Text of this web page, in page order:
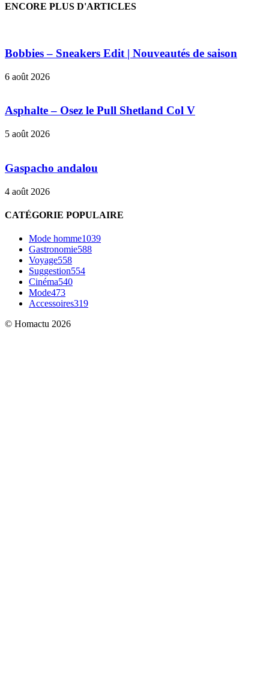
ENCORE PLUS D'ARTICLES
Bobbies – Sneakers Edit | Nouveautés de saison
6 août 2026
Asphalte – Osez le Pull Shetland Col V
5 août 2026
Gaspacho andalou
4 août 2026
CATÉGORIE POPULAIRE
Mode homme1039
Gastronomie588
Voyage558
Suggestion554
Cinéma540
Mode473
Accessoires319
© Homactu 2026